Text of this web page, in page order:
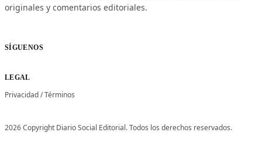
originales y comentarios editoriales.
SÍGUENOS
LEGAL
Privacidad/Términos
2026 Copyright Diario Social Editorial. Todos los derechos reservados.